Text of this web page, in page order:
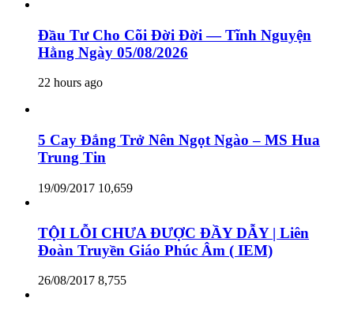
Đầu Tư Cho Cõi Đời Đời — Tĩnh Nguyện
Hằng Ngày 05/08/2026
22 hours ago
5 Cay Đắng Trở Nên Ngọt Ngào – MS Hua
Trung Tin
19/09/2017 10,659
TỘI LỖI CHƯA ĐƯỢC ĐẦY DẪY | Liên
Đoàn Truyền Giáo Phúc Âm ( IEM)
26/08/2017 8,755